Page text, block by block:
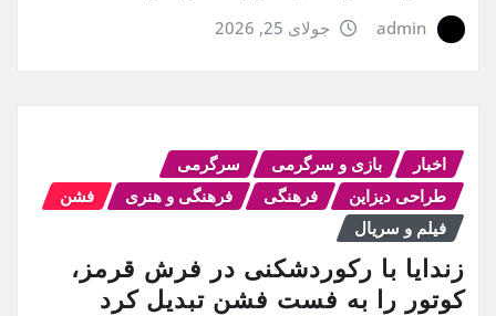
admin جولای 25, 2026
اخبار بازی و سرگرمی
سرگرمی
طراحی دیزاین
فرهنگی فرهنگی و هنری
فشن
فیلم و سریال
زندایا با رکوردشکنی در فرش قرمز،
کوتور را به فست فشن تبدیل کرد